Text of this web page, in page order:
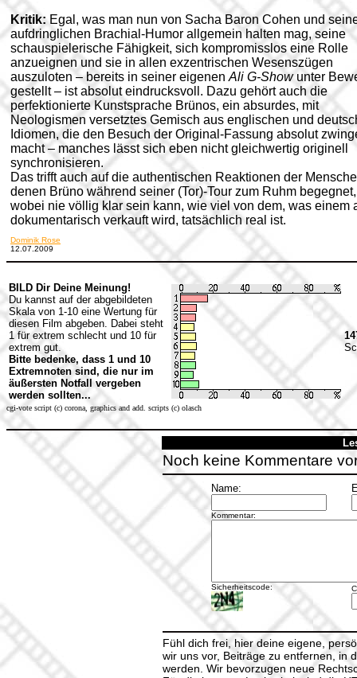
Kritik: Egal, was man nun von Sacha Baron Cohen und
aufdringlichen Brachial-Humor allgemein halten mag, seine
schauspielerische Fähigkeit, sich kompromisslos eine Rolle
anzueignen und sie in allen exzentrischen Wesenszügen
auszuloten – bereits in seiner eigenen Ali G-Showunter
gestellt – ist absolut eindrucksvoll. Dazu gehört auch die
perfektionierte Kunstsprache Brünos, ein absurdes, mit
Neologismen versetztes Gemisch aus englischen und
Idiomen, die den Besuch der Original-Fassung absolut
macht – manches lässt sich eben nicht gleichwertig originell
synchronisieren.
Das trifft auch auf die authentischen Reaktionen der
denen Brüno während seiner (Tor)-Tour zum Ruhm begegnet,
wobei nie völlig klar sein kann, wie viel von dem, was einem
dokumentarisch verkauft wird, tatsächlich real ist.
Dominik Rose
12.07.2009
BILD Dir Deine Meinung!
Du kannst auf der abgebildeten
Skala von 1-10 eine Wertung für
diesen Film abgeben. Dabei steht
1 für extrem schlecht und 10 für
extrem gut.
Bitte bedenke, dass 1 und 10
Extremnoten sind, die nur im
äußersten Notfall vergeben
werden sollten...
cgi-vote script (c) corona, graphics and add. scripts (c) olasch
Noch keine Kommentare
Name:
Kommentar:
Sicherheitscode:
Fühl dich frei, hier deine eigene,
wir uns vor, Beiträge zu entfernen, in
werden. Wir bevorzugen neue